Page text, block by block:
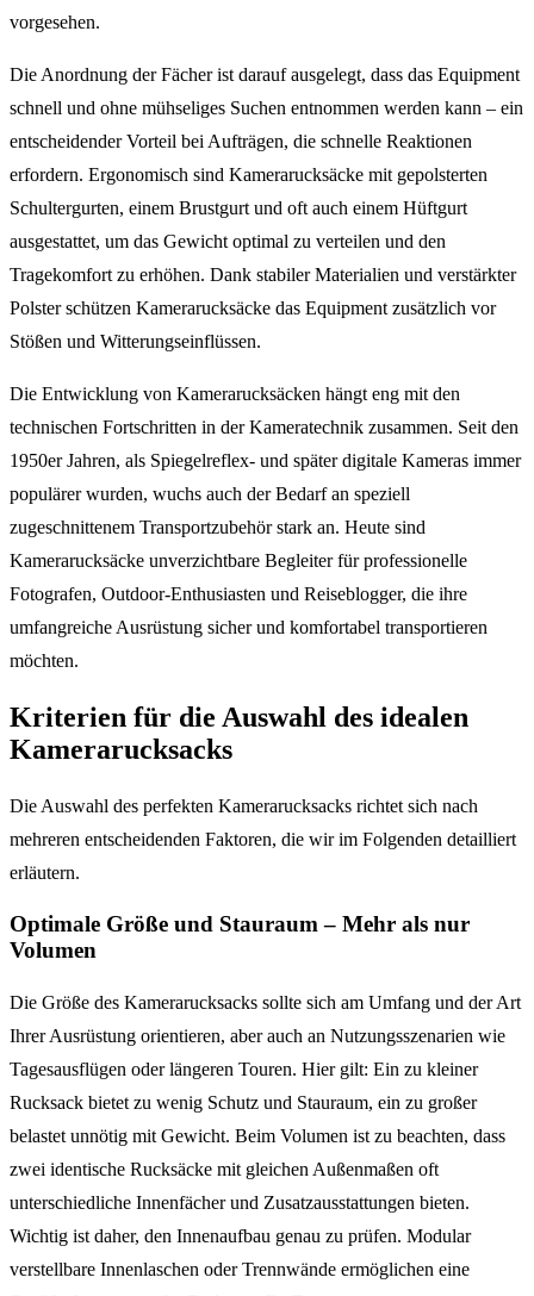
vorgesehen.
Die Anordnung der Fächer ist darauf ausgelegt, dass das Equipment
schnell und ohne mühseliges Suchen entnommen werden kann – ein
entscheidender Vorteil bei Aufträgen, die schnelle Reaktionen
erfordern. Ergonomisch sind Kamerarucksäcke mit gepolsterten
Schultergurten, einem Brustgurt und oft auch einem Hüftgurt
ausgestattet, um das Gewicht optimal zu verteilen und den
Tragekomfort zu erhöhen. Dank stabiler Materialien und verstärkter
Polster schützen Kamerarucksäcke das Equipment zusätzlich vor
Stößen und Witterungseinflüssen.
Die Entwicklung von Kamerarucksäcken hängt eng mit den
technischen Fortschritten in der Kameratechnik zusammen. Seit den
1950er Jahren, als Spiegelreflex- und später digitale Kameras immer
populärer wurden, wuchs auch der Bedarf an speziell
zugeschnittenem Transportzubehör stark an. Heute sind
Kamerarucksäcke unverzichtbare Begleiter für professionelle
Fotografen, Outdoor-Enthusiasten und Reiseblogger, die ihre
umfangreiche Ausrüstung sicher und komfortabel transportieren
möchten.
Kriterien für die Auswahl des idealen
Kamerarucksacks
Die Auswahl des perfekten Kamerarucksacks richtet sich nach
mehreren entscheidenden Faktoren, die wir im Folgenden detailliert
erläutern.
Optimale Größe und Stauraum – Mehr als nur
Volumen
Die Größe des Kamerarucksacks sollte sich am Umfang und der Art
Ihrer Ausrüstung orientieren, aber auch an Nutzungsszenarien wie
Tagesausflügen oder längeren Touren. Hier gilt: Ein zu kleiner
Rucksack bietet zu wenig Schutz und Stauraum, ein zu großer
belastet unnötig mit Gewicht. Beim Volumen ist zu beachten, dass
zwei identische Rucksäcke mit gleichen Außenmaßen oft
unterschiedliche Innenfächer und Zusatzausstattungen bieten.
Wichtig ist daher, den Innenaufbau genau zu prüfen. Modular
verstellbare Innenlaschen oder Trennwände ermöglichen eine